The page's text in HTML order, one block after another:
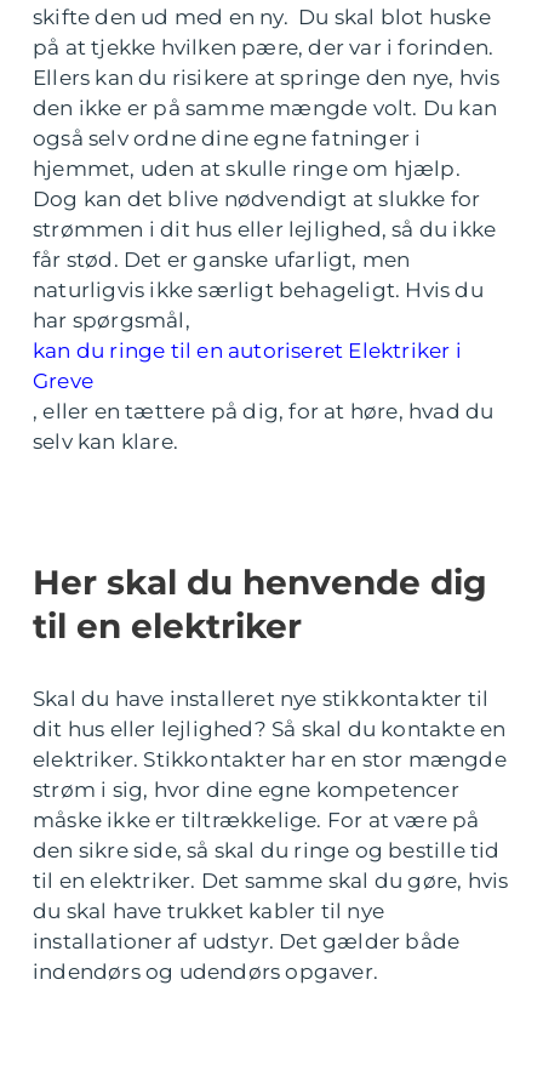
skifte den ud med en ny. Du skal blot huske
på at tjekke hvilken pære, der var i forinden.
Ellers kan du risikere at springe den nye, hvis
den ikke er på samme mængde volt. Du kan
også selv ordne dine egne fatninger i
hjemmet, uden at skulle ringe om hjælp.
Dog kan det blive nødvendigt at slukke for
strømmen i dit hus eller lejlighed, så du ikke
får stød. Det er ganske ufarligt, men
naturligvis ikke særligt behageligt. Hvis du
har spørgsmål,
kan du ringe til en autoriseret Elektriker i
Greve
, eller en tættere på dig, for at høre, hvad du
selv kan klare.
Her skal du henvende dig
til en elektriker
Skal du have installeret nye stikkontakter til
dit hus eller lejlighed? Så skal du kontakte en
elektriker. Stikkontakter har en stor mængde
strøm i sig, hvor dine egne kompetencer
måske ikke er tiltrækkelige. For at være på
den sikre side, så skal du ringe og bestille tid
til en elektriker. Det samme skal du gøre, hvis
du skal have trukket kabler til nye
installationer af udstyr. Det gælder både
indendørs og udendørs opgaver.